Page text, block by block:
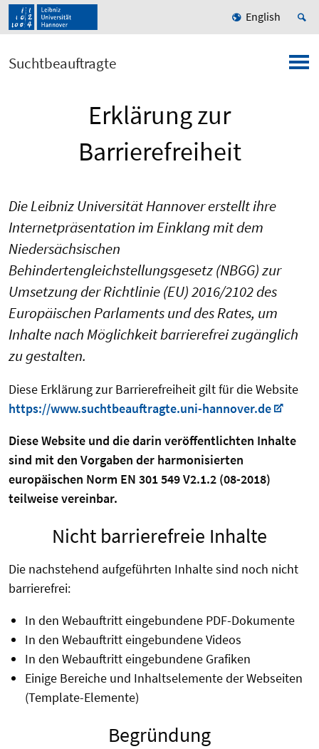
English
Suchtbeauftragte
Erklärung zur
Barrierefreiheit
Die Leibniz Universität Hannover erstellt ihre
Internetpräsentation im Einklang mit dem
Niedersächsischen
Behindertengleichstellungsgesetz (NBGG) zur
Umsetzung der Richtlinie (EU) 2016/2102 des
Europäischen Parlaments und des Rates, um
Inhalte nach Möglichkeit barrierefrei zugänglich
zu gestalten.
Diese Erklärung zur Barrierefreiheit gilt für die Website
https://www.suchtbeauftragte.uni-hannover.de
Diese Website und die darin veröffentlichten Inhalte
sind mit den Vorgaben der harmonisierten
europäischen Norm EN 301 549 V2.1.2 (08-2018)
teilweise vereinbar.
Nicht barrierefreie Inhalte
Die nachstehend aufgeführten Inhalte sind noch nicht
barrierefrei:
In den Webauftritt eingebundene PDF-Dokumente
In den Webauftritt eingebundene Videos
In den Webauftritt eingebundene Grafiken
Einige Bereiche und Inhaltselemente der Webseiten
(Template-Elemente)
Begründung